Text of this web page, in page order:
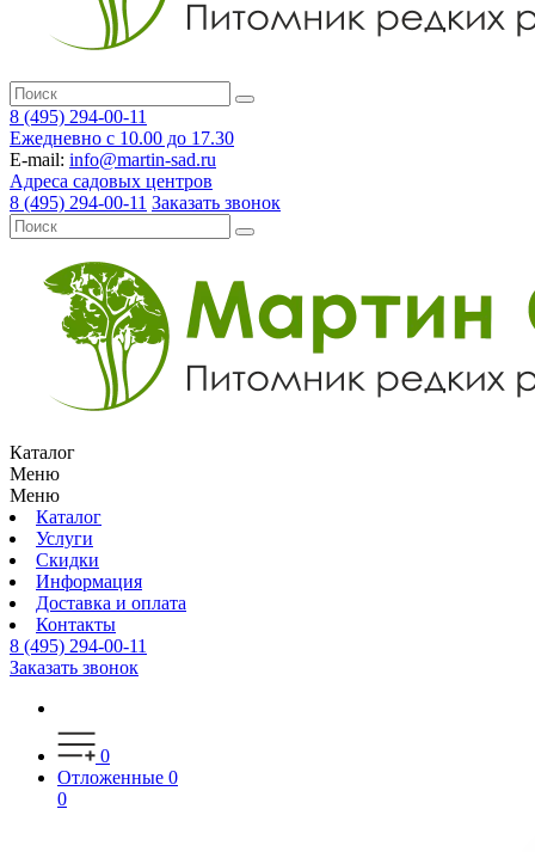
8 (495) 294-00-11
Ежедневно с 10.00 до 17.30
E-mail: info@martin-sad.ru
Адреса садовых центров
8 (495) 294-00-11 Заказать звонок
Каталог
Меню
Меню
Каталог
Услуги
Скидки
Информация
Доставка и оплата
Контакты
8 (495) 294-00-11
Заказать звонок
0
Отложенные 0
0